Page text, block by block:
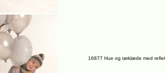
16877 Hue og tørklæde med